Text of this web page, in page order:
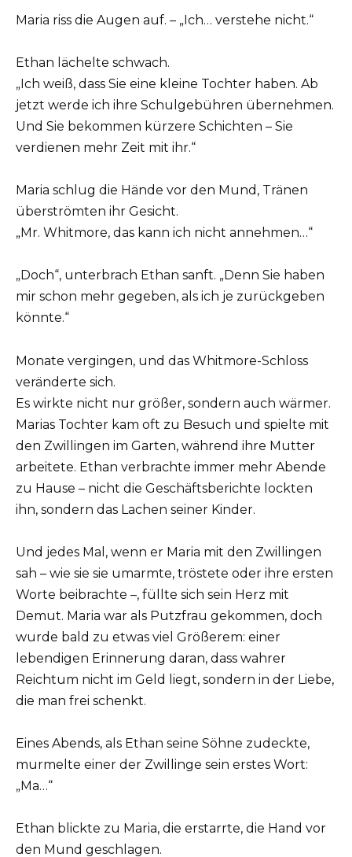
Maria riss die Augen auf. – „Ich… verstehe nicht.“
Ethan lächelte schwach.
„Ich weiß, dass Sie eine kleine Tochter haben. Ab
jetzt werde ich ihre Schulgebühren übernehmen.
Und Sie bekommen kürzere Schichten – Sie
verdienen mehr Zeit mit ihr.“
Maria schlug die Hände vor den Mund, Tränen
überströmten ihr Gesicht.
„Mr. Whitmore, das kann ich nicht annehmen…“
„Doch“, unterbrach Ethan sanft. „Denn Sie haben
mir schon mehr gegeben, als ich je zurückgeben
könnte.“
Monate vergingen, und das Whitmore-Schloss
veränderte sich.
Es wirkte nicht nur größer, sondern auch wärmer.
Marias Tochter kam oft zu Besuch und spielte mit
den Zwillingen im Garten, während ihre Mutter
arbeitete. Ethan verbrachte immer mehr Abende
zu Hause – nicht die Geschäftsberichte lockten
ihn, sondern das Lachen seiner Kinder.
Und jedes Mal, wenn er Maria mit den Zwillingen
sah – wie sie sie umarmte, tröstete oder ihre ersten
Worte beibrachte –, füllte sich sein Herz mit
Demut. Maria war als Putzfrau gekommen, doch
wurde bald zu etwas viel Größerem: einer
lebendigen Erinnerung daran, dass wahrer
Reichtum nicht im Geld liegt, sondern in der Liebe,
die man frei schenkt.
Eines Abends, als Ethan seine Söhne zudeckte,
murmelte einer der Zwillinge sein erstes Wort:
„Ma…“
Ethan blickte zu Maria, die erstarrte, die Hand vor
den Mund geschlagen.